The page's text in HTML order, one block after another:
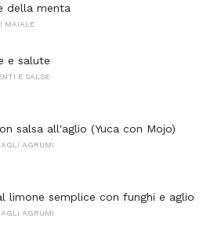
della menta
MAIALE
e salute
E SALSE
salsa all'aglio (Yuca con Mojo)
AGRUMI
limone semplice con funghi e aglio
AGRUMI